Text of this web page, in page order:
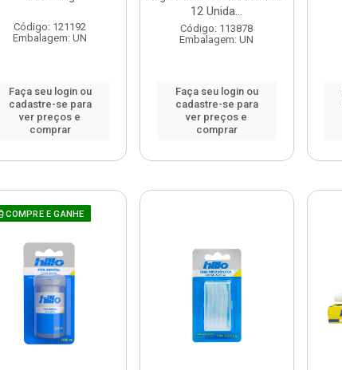
Código: 121192
Embalagem: UN
Faça seu login ou
cadastre-se para
ver preços e
comprar
12 Unida...
Código: 113878
Embalagem: UN
Faça seu login ou
cadastre-se para
ver preços e
comprar
COMPRE E GANHE